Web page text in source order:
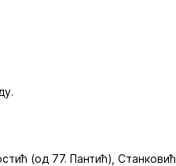
(од 77. Пантић), Станковић,